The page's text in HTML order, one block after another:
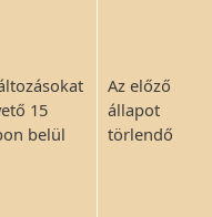
15
belül
Az előző
állapot
törlendő